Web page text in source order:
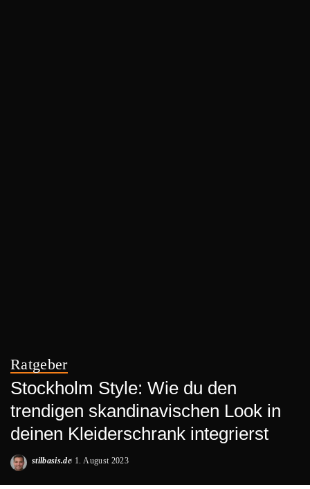
Ratgeber
Stockholm Style: Wie du den
trendigen skandinavischen Look in
deinen Kleiderschrank integrierst
Posted
stilbasis.de 1. August 2023